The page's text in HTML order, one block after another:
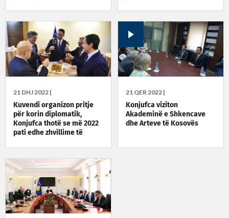
21 DHJ 2022 |
Kuvendi organizon pritje
për korin diplomatik,
Konjufca thotë se më 2022
pati edhe zhvillime të
21 QER 2022 |
Konjufca viziton
Akademinë e Shkencave
dhe Arteve të Kosovës